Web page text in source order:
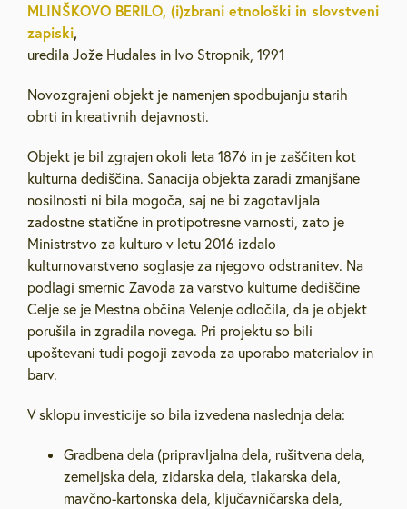
MLINŠKOVO BERILO, (i)zbrani etnološki in slovstveni
zapiski,
uredila Jože Hudales in Ivo Stropnik, 1991
Novozgrajeni objekt je namenjen spodbujanju starih
obrti in kreativnih dejavnosti.
Objekt je bil zgrajen okoli leta 1876 in je zaščiten kot
kulturna dediščina. Sanacija objekta zaradi zmanjšane
nosilnosti ni bila mogoča, saj ne bi zagotavljala
zadostne statične in protipotresne varnosti, zato je
Ministrstvo za kulturo v letu 2016 izdalo
kulturnovarstveno soglasje za njegovo odstranitev. Na
podlagi smernic Zavoda za varstvo kulturne dediščine
Celje se je Mestna občina Velenje odločila, da je objekt
porušila in zgradila novega. Pri projektu so bili
upoštevani tudi pogoji zavoda za uporabo materialov in
barv.
V sklopu investicije so bila izvedena naslednja dela:
Gradbena dela (pripravljalna dela, rušitvena dela,
zemeljska dela, zidarska dela, tlakarska dela,
mavčno-kartonska dela, ključavničarska dela,